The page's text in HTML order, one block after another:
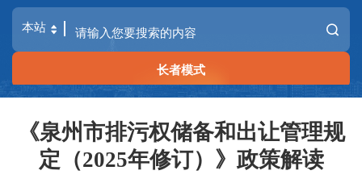
长者模式
《泉州市排污权储备和出让管理规
定（2025年修订）》政策解读